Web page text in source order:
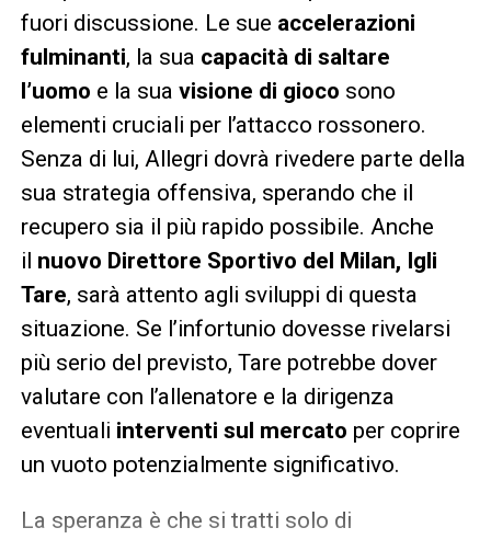
fuori discussione. Le sue accelerazioni
fulminanti, la sua capacità di saltare
l’uomo e la sua visione di gioco sono
elementi cruciali per l’attacco rossonero.
Senza di lui, Allegri dovrà rivedere parte della
sua strategia offensiva, sperando che il
recupero sia il più rapido possibile. Anche
il nuovo Direttore Sportivo del Milan, Igli
Tare, sarà attento agli sviluppi di questa
situazione. Se l’infortunio dovesse rivelarsi
più serio del previsto, Tare potrebbe dover
valutare con l’allenatore e la dirigenza
eventuali interventi sul mercato per coprire
un vuoto potenzialmente significativo.
La speranza è che si tratti solo di